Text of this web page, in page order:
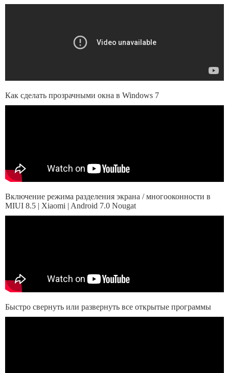
Как сделать прозрачными окна в Windows 7
Включение режима разделения экрана / многооконности в
MIUI 8.5 | Xiaomi | Android 7.0 Nougat
Быстро свернуть или развернуть все открытые программы